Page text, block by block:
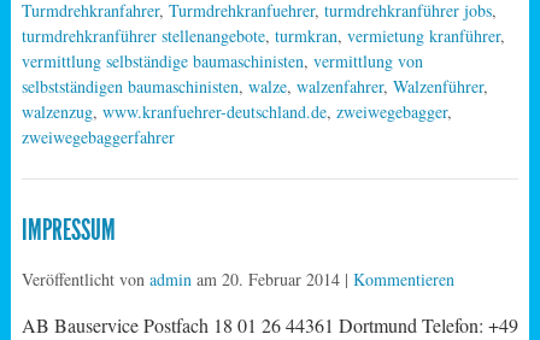
Turmdrehkranfahrer, Turmdrehkranfuehrer, turmdrehkranführer jobs,
turmdrehkranführer stellenangebote, turmkran, vermietung kranführer,
vermittlung selbständige baumaschinisten, vermittlung von
selbstständigen baumaschinisten, walze, walzenfahrer, Walzenführer,
walzenzug, www.kranfuehrer-deutschland.de, zweiwegebagger,
zweiwegebaggerfahrer
IMPRESSUM
Veröffentlicht von adminam 20. Februar 2014| Kommentieren
AB Bauservice Postfach 18 01 26 44361 Dortmund Telefon: +49